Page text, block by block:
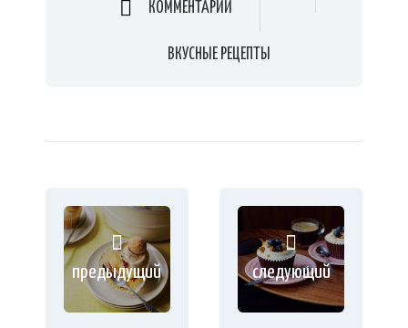
КОММЕНТАРИЙ
ВКУСНЫЕ РЕЦЕПТЫ
предыдущий следующий